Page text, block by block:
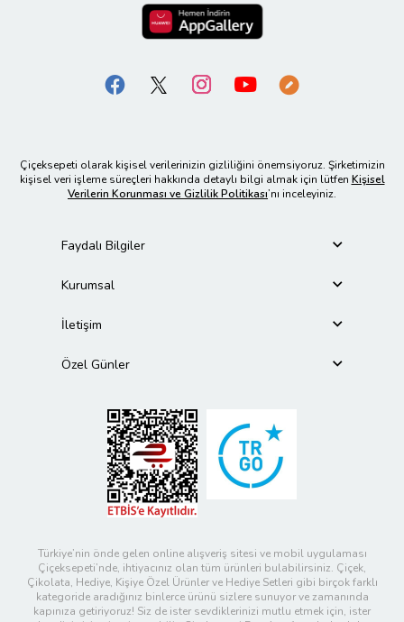
Çiçeksepeti olarak kişisel verilerinizin gizliliğini önemsiyoruz. Şirketimizin
kişisel veri işleme süreçleri hakkında detaylı bilgi almak için lütfen Kişisel
Verilerin Korunması ve Gizlilik Politikası’nı inceleyiniz.
Faydalı Bilgiler
Kurumsal
İletişim
Özel Günler
Türkiye’nin önde gelen online alışveriş sitesi ve mobil uygulaması
Çiçeksepeti’nde, ihtiyacınız olan tüm ürünleri bulabilirsiniz. Çiçek,
Çikolata, Hediye, Kişiye Özel Ürünler ve Hediye Setleri gibi birçok farklı
kategoride aradığınız binlerce ürünü sizlere sunuyor ve zamanında
kapınıza getiriyoruz! Siz de ister sevdiklerinizi mutlu etmek için, ister